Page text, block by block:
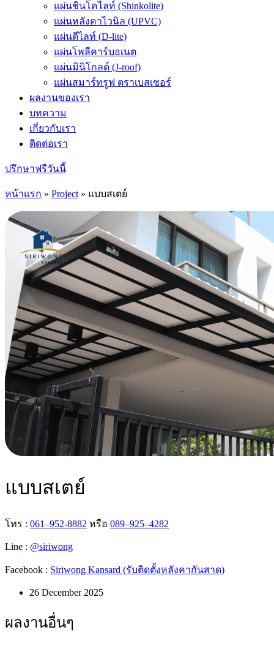
แผ่นชินโคไลท์ (Shinkolite)
แผ่นหลังคาไวนิล (UPVC)
แผ่นดีไลท์ (D-lite)
แผ่นโพลีคาร์บอเนต
แผ่นมินิโกลด์ (J-roof)
แผ่นสมาร์ทรูฟ ตราเบสเซอร์
ผลงานของเรา
บทความ
เกี่ยวกับเรา
ติดต่อเรา
ปรึกษาฟรีวันนี้
หน้าแรก » Project » แบบสเตย์
แบบสเตย์
โทร : 061–952-8882 หรือ 089–925–4282
Line : @siriwong
Facebook : Siriwong Kansard (รับติดตั้งหลังคากันสาด)
26 December 2025
ผลงานอื่นๆ